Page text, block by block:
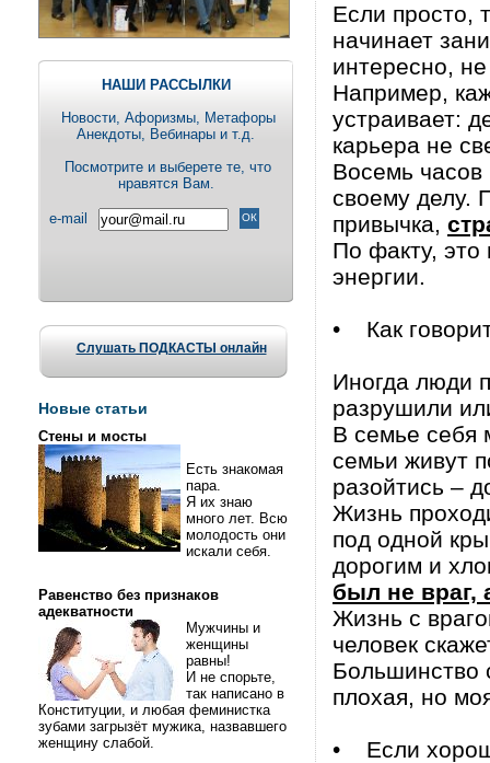
НАШИ РАССЫЛКИ
Новости, Aфоризмы, Метафоры
Анекдоты, Вебинары и т.д.
Посмотрите и выберете те, что
нравятся Вам.
e-mail
Слушать ПОДКАСТЫ онлайн
Новые статьи
Стены и мосты
Есть знакомая
пара.
Я их знаю
много лет. Всю
молодость они
искали себя.
Равенство без признаков
адекватности
Мужчины и
женщины
равны!
И не спорьте,
так написано в
Конституции, и любая феминистка
зубами загрызёт мужика, назвавшего
женщину слабой.
Если просто,
начинает
интересно,
Например,
устраивает:
карьера не
Восемь часов
своему делу.
привычка,
По факту, это
энергии.
• Как
Иногда люди
разрушили
В семье себя
семьи живут
разойтись –
Жизнь
под одной
дорогим и
был не
Жизнь с
человек
Большинство
плохая, но
• Если